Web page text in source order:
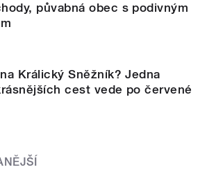
půvabná obec s podivným
Králický Sněžník? Jedna
cest vede po červené